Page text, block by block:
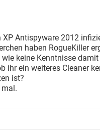
TIKTOK
HARDWARE
INSTAGRAM
TIKTOK
XP Antispyware 2012
haben RogueKiller
keine Kenntnisse
ihr ein weiteres Cleaner
ist?